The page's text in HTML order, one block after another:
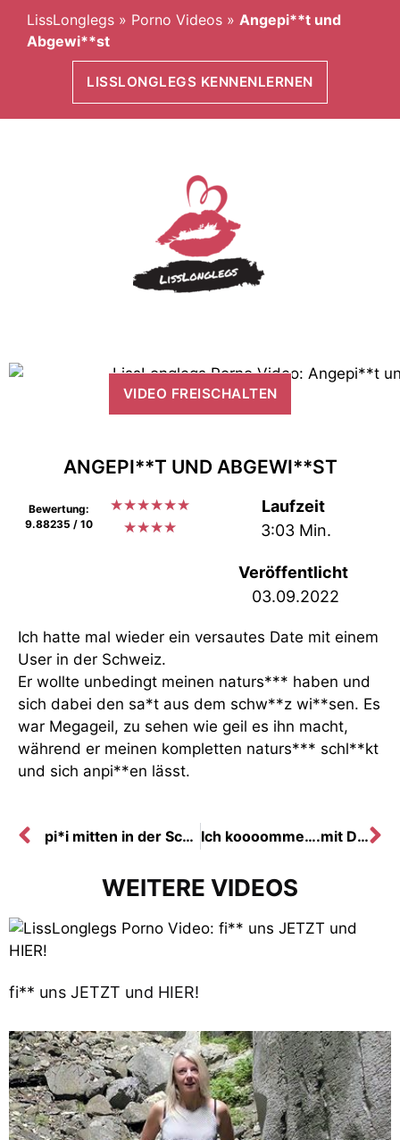
LissLonglegs » Porno Videos » Angepi**t und
Abgewi**st
LISSLONGLEGS KENNENLERNEN
VIDEO FREISCHALTEN
ANGEPI**T UND ABGEWI**ST
Bewertung:
9.88235 / 10
★★★★★★
★★★★
Laufzeit
3:03 Min.
Veröffentlicht
03.09.2022
Ich hatte mal wieder ein versautes Date mit einem
User in der Schweiz.
Er wollte unbedingt meinen naturs*** haben und
sich dabei den sa*t aus dem schw**z wi**sen. Es
war Megageil, zu sehen wie geil es ihn macht,
während er meinen kompletten naturs*** schl**kt
und sich anpi**en lässt.
pi*i mitten in der Schweizer Schlucht Ich koooomme….mit Dir zusammen?
WEITERE VIDEOS
fi** uns JETZT und HIER!